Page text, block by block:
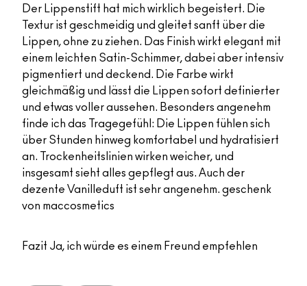
Der Lippenstift hat mich wirklich begeistert. Die
Textur ist geschmeidig und gleitet sanft über die
Lippen, ohne zu ziehen. Das Finish wirkt elegant mit
einem leichten Satin-Schimmer, dabei aber intensiv
pigmentiert und deckend. Die Farbe wirkt
gleichmäßig und lässt die Lippen sofort definierter
und etwas voller aussehen. Besonders angenehm
finde ich das Tragegefühl: Die Lippen fühlen sich
über Stunden hinweg komfortabel und hydratisiert
an. Trockenheitslinien wirken weicher, und
insgesamt sieht alles gepflegt aus. Auch der
dezente Vanilleduft ist sehr angenehm. geschenk
von maccosmetics
Fazit Ja, ich würde es einem Freund empfehlen